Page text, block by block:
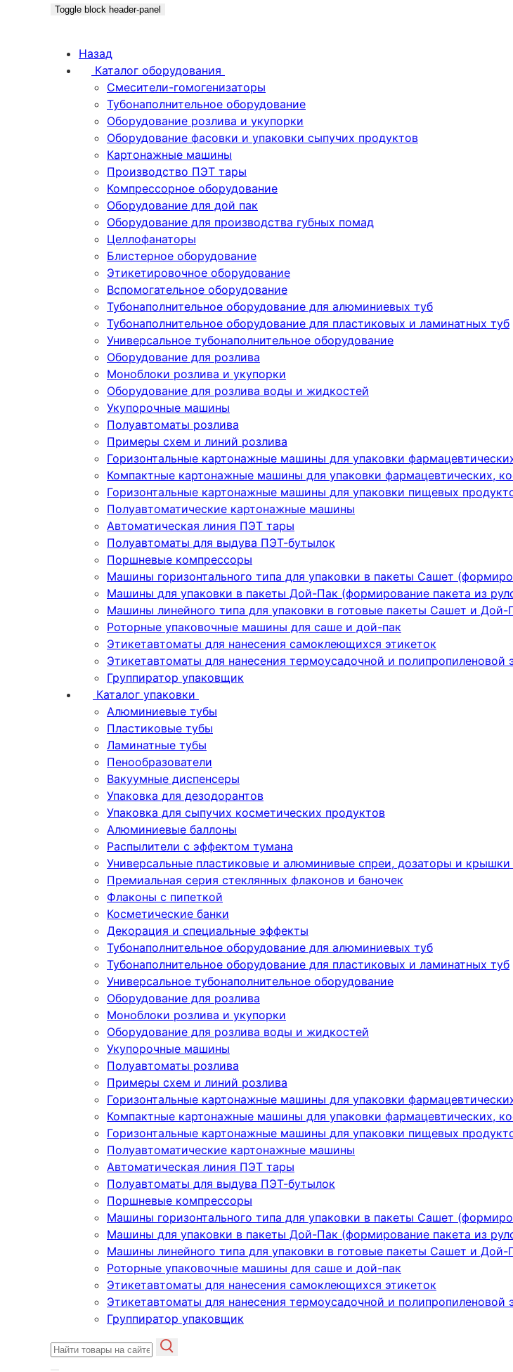
Toggle block header-panel
Назад
Каталог оборудования
Смесители-гомогенизаторы
Тубонаполнительное оборудование
Оборудование розлива и укупорки
Оборудование фасовки и упаковки сыпучих продуктов
Картонажные машины
Производство ПЭТ тары
Компрессорное оборудование
Оборудование для дой пак
Оборудование для производства губных помад
Целлофанаторы
Блистерное оборудование
Этикетировочное оборудование
Вспомогательное оборудование
Тубонаполнительное оборудование для алюминиевых туб
Тубонаполнительное оборудование для пластиковых и ламинатных туб
Универсальное тубонаполнительное оборудование
Оборудование для розлива
Моноблоки розлива и укупорки
Оборудование для розлива воды и жидкостей
Укупорочные машины
Полуавтоматы розлива
Примеры схем и линий розлива
Горизонтальные картонажные машины для упаковки
Компактные картонажные машины для упаковки фармацевтических,
Горизонтальные картонажные машины для упаковки пищевых
Полуавтоматические картонажные машины
Автоматическая линия ПЭТ тары
Полуавтоматы для выдува ПЭТ-бутылок
Поршневые компрессоры
Машины горизонтального типа для упаковки в пакеты Сашет
Машины для упаковки в пакеты Дой-Пак (формирование пакета из
Машины линейного типа для упаковки в готовые пакеты Сашет и Дой-
Роторные упаковочные машины для саше и дой-пак
Этикетавтоматы для нанесения самоклеющихся этикеток
Этикетавтоматы для нанесения термоусадочной и полипропиленовой
Группиратор упаковщик
Каталог упаковки
Алюминиевые тубы
Пластиковые тубы
Ламинатные тубы
Пенообразователи
Вакуумные диспенсеры
Упаковка для дезодорантов
Упаковка для сыпучих косметических продуктов
Алюминиевые баллоны
Распылители с эффектом тумана
Универсальные пластиковые и алюминивые спреи, дозаторы и
Премиальная серия стеклянных флаконов и баночек
Флаконы с пипеткой
Косметические банки
Декорация и специальные эффекты
Тубонаполнительное оборудование для алюминиевых туб
Тубонаполнительное оборудование для пластиковых и ламинатных туб
Универсальное тубонаполнительное оборудование
Оборудование для розлива
Моноблоки розлива и укупорки
Оборудование для розлива воды и жидкостей
Укупорочные машины
Полуавтоматы розлива
Примеры схем и линий розлива
Горизонтальные картонажные машины для упаковки
Компактные картонажные машины для упаковки фармацевтических,
Горизонтальные картонажные машины для упаковки пищевых
Полуавтоматические картонажные машины
Автоматическая линия ПЭТ тары
Полуавтоматы для выдува ПЭТ-бутылок
Поршневые компрессоры
Машины горизонтального типа для упаковки в пакеты Сашет
Машины для упаковки в пакеты Дой-Пак (формирование пакета из
Машины линейного типа для упаковки в готовые пакеты Сашет и Дой-
Роторные упаковочные машины для саше и дой-пак
Этикетавтоматы для нанесения самоклеющихся этикеток
Этикетавтоматы для нанесения термоусадочной и полипропиленовой
Группиратор упаковщик